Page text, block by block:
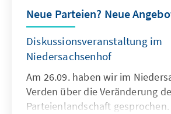
Neue Parteien? Neue
Diskussionsveranstaltung im
Niedersachsenhof
Am 26.09. haben wir im
Verden über die Veränderung
Parteienlandschaft gesprochen.